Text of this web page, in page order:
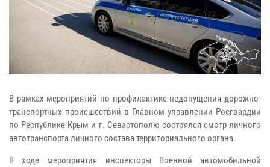
В рамках мероприятий по профилактике недопущения дорожно-
транспортных происшествий в Главном управлении Росгвардии
по Республике Крым и г. Севастополю состоялся смотр личного
автотранспорта личного состава территориального органа.
В ходе мероприятия инспекторы Военной автомобильной